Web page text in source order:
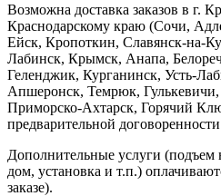
Возможна доставка заказов в г.
Краснодарскому краю (Сочи,
Ейск, Кропоткин, Славянск-на-
Лабинск, Крымск, Анапа,
Геленджик, Курганинск, Усть-
Апшеронск, Темрюк,
Приморско-Ахтарск, Горячий
предварительной
Дополнительные услуги (подъем
дом, установка и т.п.)
заказе).